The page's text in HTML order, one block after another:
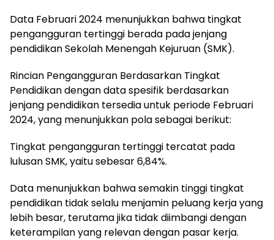
Data Februari 2024 menunjukkan bahwa tingkat
pengangguran tertinggi berada pada jenjang
pendidikan Sekolah Menengah Kejuruan (SMK).
Rincian Pengangguran Berdasarkan Tingkat
Pendidikan dengan data spesifik berdasarkan
jenjang pendidikan tersedia untuk periode Februari
2024, yang menunjukkan pola sebagai berikut:
Tingkat pengangguran tertinggi tercatat pada
lulusan SMK, yaitu sebesar 6,84%.
Data menunjukkan bahwa semakin tinggi tingkat
pendidikan tidak selalu menjamin peluang kerja yang
lebih besar, terutama jika tidak diimbangi dengan
keterampilan yang relevan dengan pasar kerja.